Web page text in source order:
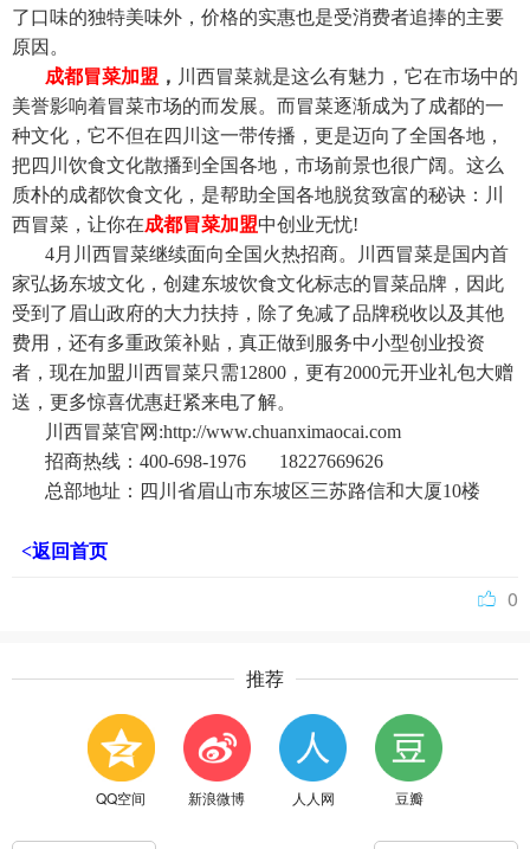
了口味的独特美味外，价格的实惠也是受消费者追捧的主要
原因。
成都冒菜加盟 ， 川西冒菜就是这么有魅力，它在市场中的
美誉影响着冒菜市场的而发展。而冒菜逐渐成为了成都的一
种文化，它不但在四川这一带传播，更是迈向了全国各地，
把四川饮食文化散播到全国各地，市场前景也很广阔。这么
质朴的成都饮食文化，是帮助全国各地脱贫致富的秘诀：川
西冒菜，让你在成都冒菜加盟中创业无忧!
4月川西冒菜继续面向全国火热招商。川西冒菜是国内首
家弘扬东坡文化，创建东坡饮食文化标志的冒菜品牌，因此
受到了眉山政府的大力扶持，除了免减了品牌税收以及其他
费用，还有多重政策补贴，真正做到服务中小型创业投资
者，现在加盟川西冒菜只需12800，更有2000元开业礼包大赠
送，更多惊喜优惠赶紧来电了解。
川西冒菜官网:http://www.chuanximaocai.com
招商热线：400-698-1976 18227669626
总部地址：四川省眉山市东坡区三苏路信和大厦10楼
<返回首页
0
推荐
QQ空间 新浪微博 人人网 豆瓣